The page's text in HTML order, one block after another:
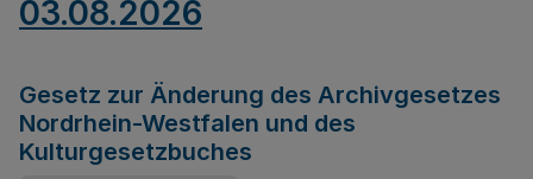
03.08.2026
Gesetz zur Änderung des Archivgesetzes
Nordrhein-Westfalen und des
Kulturgesetzbuches